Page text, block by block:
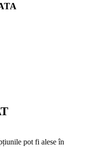
pot fi alese în